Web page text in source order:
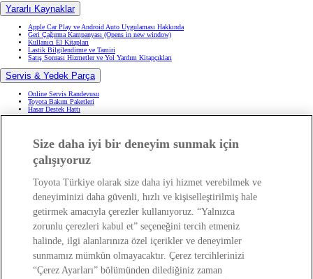
Toyota ProTect
Taşıma Aksesuarları
Orijinal Bakım Ürünleri
Toyota Garanti Sistemi
Garanti Spesiyal
Hibrit Sistem Kontrolü
Yararlı Kaynaklar
Apple Car Play ve Android Auto Uygulaması Hakkında
Lastik Bilgilendirme ve Tamiri
Satış Sonrası Hizmetler ve Yol Yardım Kitapçıkları
Servis & Yedek Parça
Online Servis Randevusu
Hasar Destek Hattı
Toyota Kasko
Orijinal Yedek Parça
Orijinal Yağlar
Servis Vale Hizmeti
Eski Dostlar Programı(Opens in new window)
Toyota Türkiye'yi Keşfedin
Toyota Türkiye'yi Keşfedin
Size daha iyi bir deneyim sunmak için
çalışıyoruz
Toyota Türkiye olarak size daha iyi hizmet verebilmek ve
deneyiminizi daha güvenli, hızlı ve kişiselleştirilmiş hale
getirmek amacıyla çerezler kullanıyoruz. “Yalnızca
zorunlu çerezleri kabul et” seçeneğini tercih etmeniz
halinde, ilgi alanlarınıza özel içerikler ve deneyimler
sunmamız mümkün olmayacaktır. Çerez tercihlerinizi
“Çerez Ayarları” bölümünden dilediğiniz zaman